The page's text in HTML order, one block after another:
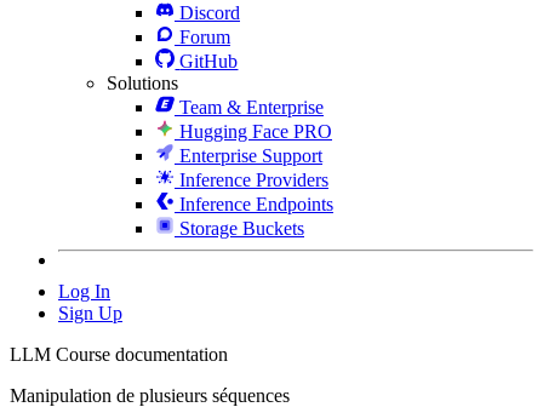
Discord
Forum
GitHub
Solutions
Team & Enterprise
Hugging Face PRO
Enterprise Support
Inference Providers
Inference Endpoints
Storage Buckets
Log In
Sign Up
LLM Course documentation
Manipulation de plusieurs séquences